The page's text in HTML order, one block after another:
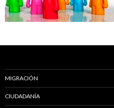
MIGRACIÓN
CIUDADANÍA